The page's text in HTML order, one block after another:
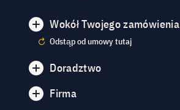
Wokół Twojego zamówienia
Odstąp od umowy tutaj
Doradztwo
Firma